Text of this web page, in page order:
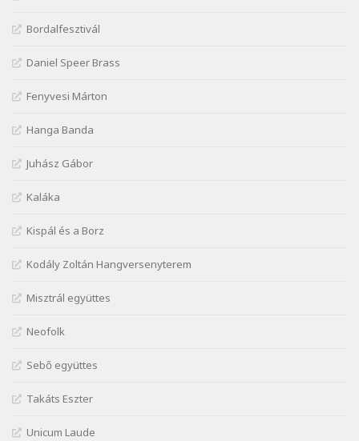
Kiss Benedek: Vonatozó
Kiss Dénes: Kerékpár
Szélkiáltó
Márai Sándor: A fehér erdő
Szélkiáltó
Márai Sándor: A világ füst
Márai Sándor: Ámen
Szélkiáltó
Márai Sándor: Dalocska
Márai Sándor: Együgyű vers gyorsvonatban
Márai Sándor: Ez a kávéház
Szélkiáltó
Bordalfesztivál
Daniel Speer Brass
Fenyvesi Márton
Hanga Banda
Juhász Gábor
Kaláka
Kispál és a Borz
Kodály Zoltán Hangversenyterem
Misztrál együttes
Neofolk
Sebő együttes
Takáts Eszter
Unicum Laude